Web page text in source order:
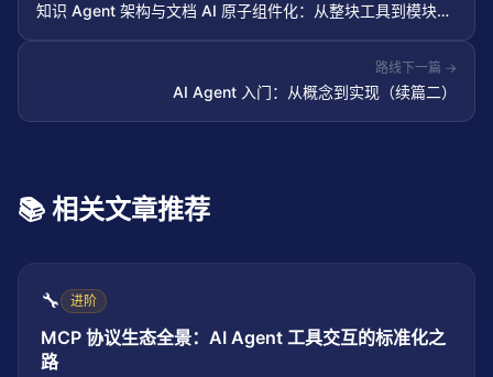
知识 Agent 架构与文档 AI 原子组件化：从整块工具到模块化
路线下一篇 →
AI Agent 入门：从概念到实现（续篇二）
📚 相关文章推荐
🔧 进阶
MCP 协议生态全景：AI Agent 工具交互的标准化之
路